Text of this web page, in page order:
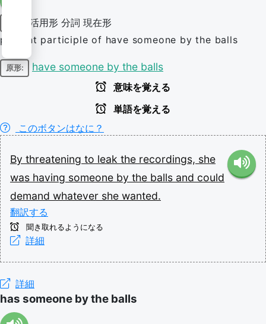
活用形 分詞 現在形
present participle of have someone by the balls
原形: have someone by the balls
意味を覚える
単語を覚える
このボタンはなに？
By threatening to leak the recordings, she
was having someone by the balls and could
demand whatever she wanted.
翻訳する
聞き取れるようになる
詳細
詳細
has someone by the balls